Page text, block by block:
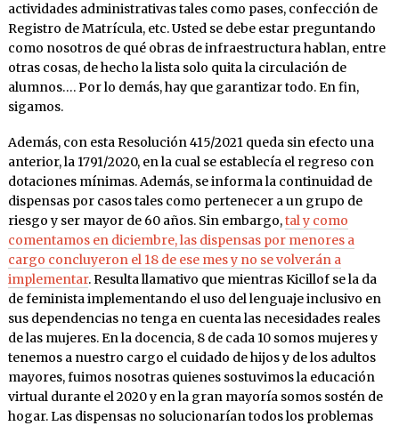
actividades administrativas tales como pases, confección de
Registro de Matrícula, etc. Usted se debe estar preguntando
como nosotros de qué obras de infraestructura hablan, entre
otras cosas, de hecho la lista solo quita la circulación de
alumnos…. Por lo demás, hay que garantizar todo. En fin,
sigamos.
Además, con esta Resolución 415/2021 queda sin efecto una
anterior, la 1791/2020, en la cual se establecía el regreso con
dotaciones mínimas. Además, se informa la continuidad de
dispensas por casos tales como pertenecer a un grupo de
riesgo y ser mayor de 60 años. Sin embargo,tal y como
comentamos en diciembre, las dispensas por menores a
cargo concluyeron el 18 de ese mes y no se volverán a
implementar. Resulta llamativo que mientras Kicillof se la da
de feminista implementando el uso del lenguaje inclusivo en
sus dependencias no tenga en cuenta las necesidades reales
de las mujeres. En la docencia, 8 de cada 10 somos mujeres y
tenemos a nuestro cargo el cuidado de hijos y de los adultos
mayores, fuimos nosotras quienes sostuvimos la educación
virtual durante el 2020 y en la gran mayoría somos sostén de
hogar. Las dispensas no solucionarían todos los problemas